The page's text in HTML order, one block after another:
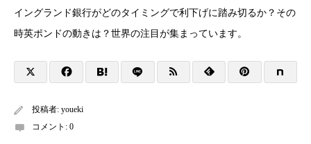
イングランド銀行がどのタイミングで利下げに踏み切るか？その
時英ポンドの動きは？世界の注目が集まっています。
投稿者: youeki
コメント: 0